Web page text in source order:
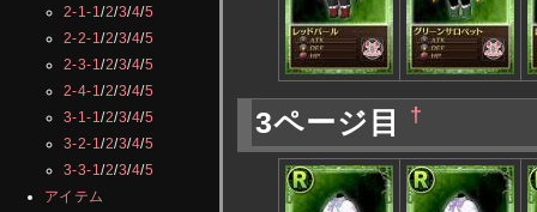
2-1-1/2/3/4/5
2-2-1/2/3/4/5
2-3-1/2/3/4/5
2-4-1/2/3/4/5
3-1-1/2/3/4/5
3-2-1/2/3/4/5
3-3-1/2/3/4/5
アイテム
3ページ目 †